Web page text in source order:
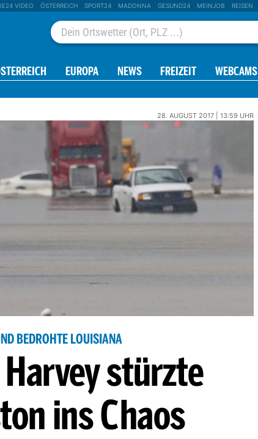
VIDEO ÖSTERREICH SPORT24 MADONNA GESUND24 MEINJOB REISEN
EUROPA NEWS FREIZEIT WEBCAMS
28. AUGUST 2017 | 13:59 UHR
BEDROHTE LOUISIANA
stürzte
ins Chaos